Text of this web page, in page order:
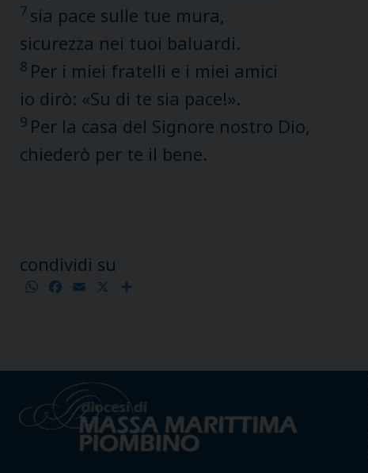
7 sia pace sulle tue mura,
sicurezza nei tuoi baluardi.
8 Per i miei fratelli e i miei amici
io dirò: «Su di te sia pace!».
9 Per la casa del Signore nostro Dio,
chiederò per te il bene.
condividi su
WhatsApp
Facebook
Email